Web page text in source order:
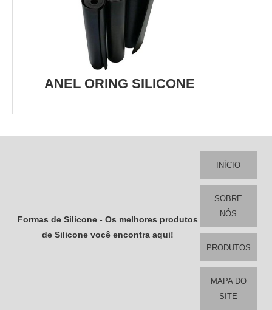
ANEL ORING SILICONE
Formas de Silicone - Os melhores produtos
de Silicone você encontra aqui!
INÍCIO
SOBRE
NÓS
PRODUTOS
MAPA DO
SITE